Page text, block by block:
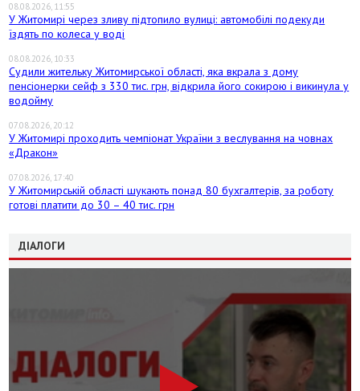
08.08.2026, 11:55
У Житомирі через зливу підтопило вулиці: автомобілі подекуди
їздять по колеса у воді
08.08.2026, 10:33
Судили жительку Житомирської області, яка вкрала з дому
пенсіонерки сейф з 330 тис. грн, відкрила його сокирою і викинула у
водойму
07.08.2026, 20:12
У Житомирі проходить чемпіонат України з веслування на човнах
«Дракон»
07.08.2026, 17:40
У Житомирській області шукають понад 80 бухгалтерів, за роботу
готові платити до 30 – 40 тис. грн
ДІАЛОГИ